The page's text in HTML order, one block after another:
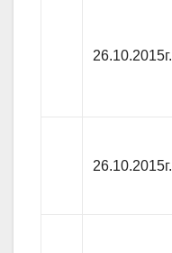
26.10.2015г.
26.10.2015г.